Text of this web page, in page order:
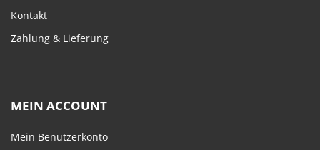
Kontakt
Zahlung & Lieferung
MEIN ACCOUNT
Mein Benutzerkonto